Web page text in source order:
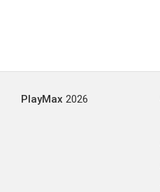
PlayMax 2026